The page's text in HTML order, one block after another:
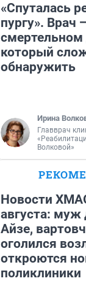
«Спуталась
пургу». Врач
смертельном
который
обнаружить
Ирина
Главврач
Волковой»
Новости
августа: муж
Айзе,
оголился
откроются
поликлиники